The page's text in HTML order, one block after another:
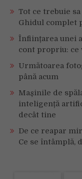
Tot ce trebuie
Ghidul complet
Înființarea unei
cont propriu: ce
Următoarea
până acum
Mașinile de
inteligență
decât tine
De ce reapar
Ce se întâmplă,